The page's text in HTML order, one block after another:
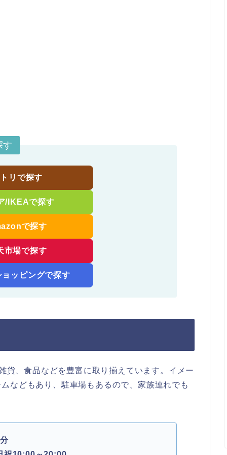
す
リで探す
/IKEAで探す
で探す
市場で探す
ッピングで探す
貨、食品などを豊富に取り揃えています。イメー
などもあり、駐車場もあるので、家族連れでも